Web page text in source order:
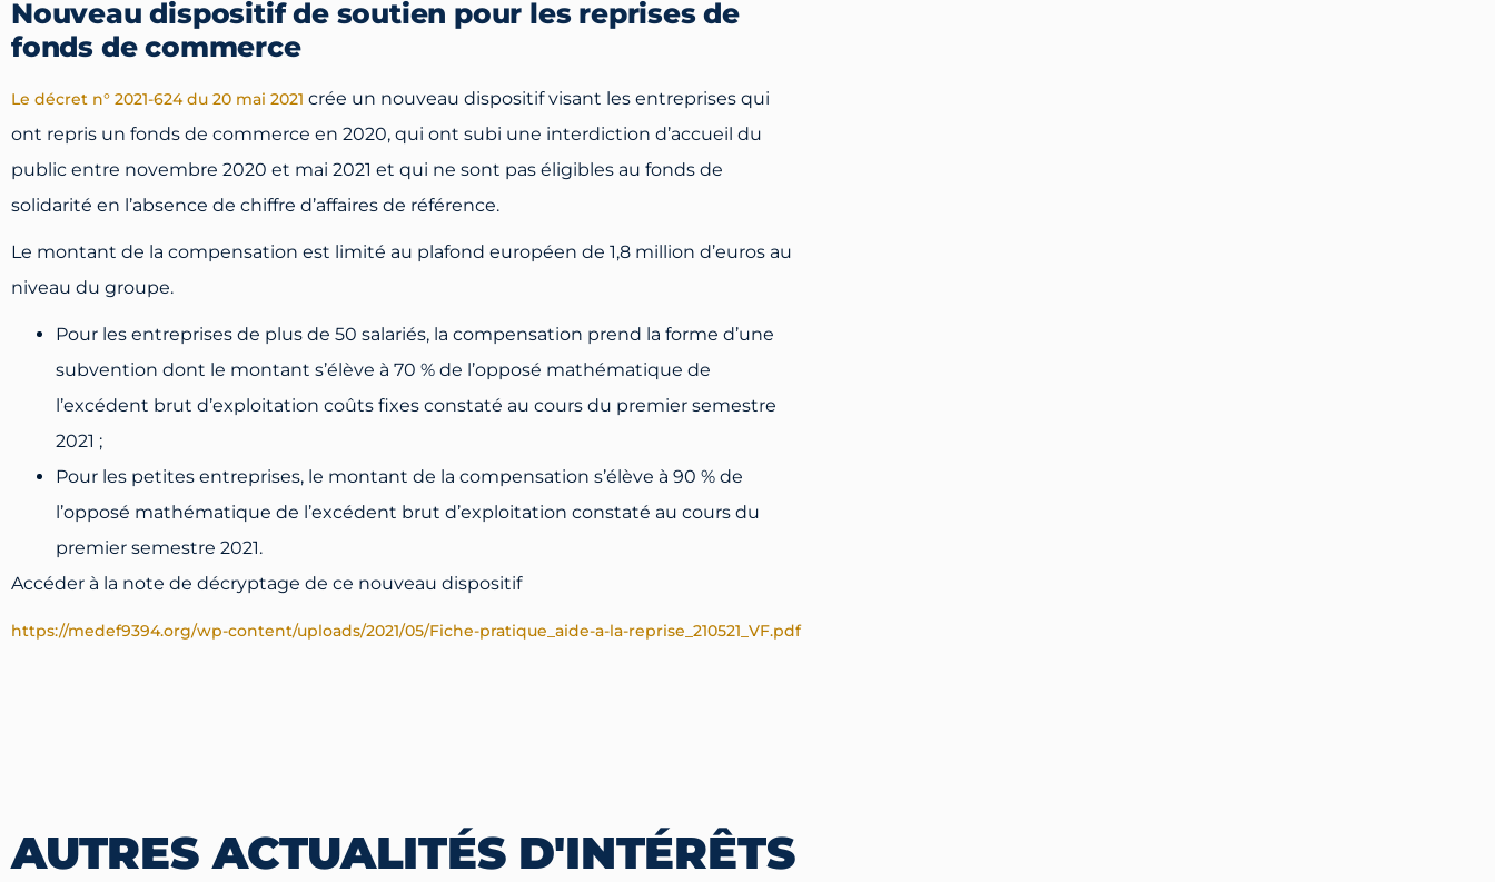
Nouveau dispositif de soutien pour les reprises de
fonds de commerce
Le décret n° 2021-624 du 20 mai 2021 crée un nouveau dispositif visant les entreprises qui
ont repris un fonds de commerce en 2020, qui ont subi une interdiction d’accueil du
public entre novembre 2020 et mai 2021 et qui ne sont pas éligibles au fonds de
solidarité en l’absence de chiffre d’affaires de référence.
Le montant de la compensation est limité au plafond européen de 1,8 million d’euros au
niveau du groupe.
Pour les entreprises de plus de 50 salariés, la compensation prend la forme d’une
subvention dont le montant s’élève à 70 % de l’opposé mathématique de
l’excédent brut d’exploitation coûts fixes constaté au cours du premier semestre
2021 ;
Pour les petites entreprises, le montant de la compensation s’élève à 90 % de
l’opposé mathématique de l’excédent brut d’exploitation constaté au cours du
premier semestre 2021.
Accéder à la note de décryptage de ce nouveau dispositif
https://medef9394.org/wp-content/uploads/2021/05/Fiche-pratique_aide-a-la-reprise_210521_VF.pdf
AUTRES ACTUALITÉS D'INTÉRÊTS